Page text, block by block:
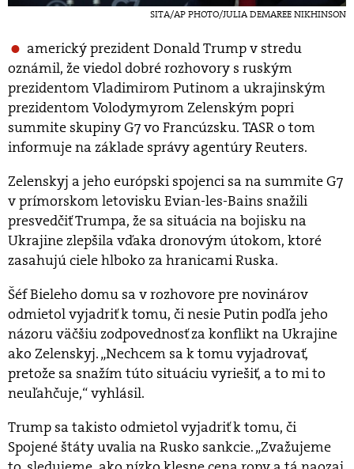
SITA/AP PHOTO/JULIA DEMAREE NIKHINSON
americký prezident Donald Trump v stredu
oznámil, že viedol dobré rozhovory s ruským
prezidentom Vladimirom Putinom a ukrajinským
prezidentom Volodymyrom Zelenským popri
summite skupiny G7 vo Francúzsku. TASR o tom
informuje na základe správy agentúry Reuters.
Zelenskyj a jeho európski spojenci sa na summite G7
v prímorskom letovisku Evian-les-Bains snažili
presvedčiť Trumpa, že sa situácia na bojisku na
Ukrajine zlepšila vďaka dronovým útokom, ktoré
zasahujú ciele hlboko za hranicami Ruska.
Šéf Bieleho domu sa v rozhovore pre novinárov
odmietol vyjadriť k tomu, či nesie Putin podľa jeho
názoru väčšiu zodpovednosť za konflikt na Ukrajine
ako Zelenskyj. „Nechcem sa k tomu vyjadrovať,
pretože sa snažím túto situáciu vyriešiť, a to mi to
neuľahčuje,“ vyhlásil.
Trump sa takisto odmietol vyjadriť k tomu, či
Spojené štáty uvalia na Rusko sankcie. „Zvažujeme